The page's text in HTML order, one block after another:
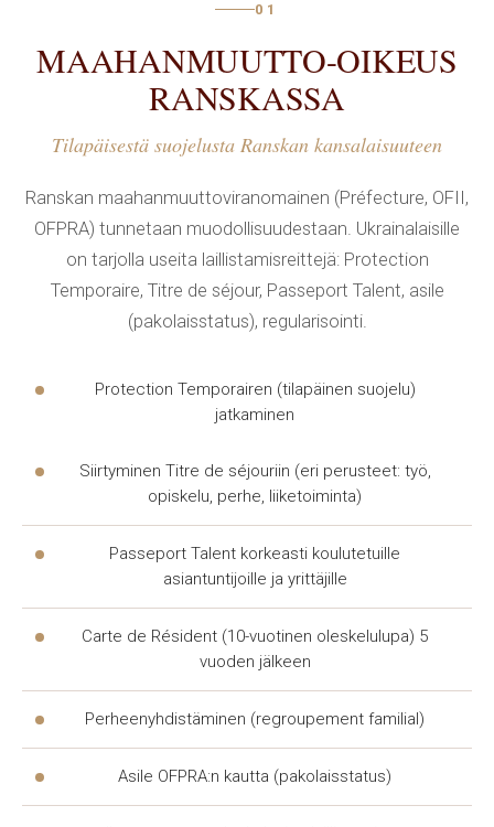
RANSKASSA — MILLOIN SITÄ
TARVITAAN
oikeudelliselletuelle syntyy siirtolaisille ja
pysyville asukkaille
Ranskassa
monenlaisissa
maahanmuuttostatus, työsuhteet, asumiskysymykset,
perheasiat, liikenneonnettomuudet ja hallinnolliset
kysymykset. Alla on lueteltu tyypillisiä tilanteita, jolloin
kannattaa hakeaoikeudellistatukea:
pidennys;
työsuhteet — irtisanominen, palkkojen maksamatta
asumiskysymykset — vuokra, häätö, kunnalliset
kysymykset;
perheasiat — avioero, huoltajuus, omaisuuden jako;
sakot, päätösten valittaminen.
Jokainen tapaus on ainutlaatuinen, jotenasianajaja
arvioi asiakkaan asiakirjat ja ehdottaa konkreettista
suunnitelmaaoikeudellisistatoimista. Tällainen
oikeudellinentuki säästää aikaa ja vähentää virheiden
01
MAAHANMUUTTO-OIKEUS
RANSKASSA
Tilapäisestä suojelusta Ranskan kansalaisuuteen
Ranskan maahanmuuttoviranomainen (Préfecture, OFII,
OFPRA) tunnetaan muodollisuudestaan. Ukrainalaisille
on tarjolla useita laillistamisreittejä: Protection
Temporaire, Titre de séjour, Passeport Talent, asile
(pakolaisstatus), regularisointi.
Protection Temporairen (tilapäinen suojelu)
jatkaminen
Siirtyminen Titre de séjouriin (eri perusteet: työ,
opiskelu, perhe, liiketoiminta)
Passeport Talent korkeasti koulutetuille
asiantuntijoille ja yrittäjille
Carte de Résident (10-vuotinen oleskelulupa) 5
vuoden jälkeen
Perheenyhdistäminen (regroupement familial)
Asile OFPRA:n kautta (pakolaisstatus)